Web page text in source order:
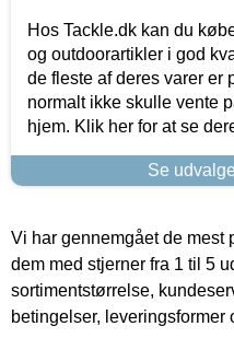
Hos Tackle.dk kan du
og outdoorartikler i god
de fleste af deres varer er
normalt ikke skulle vente
hjem. Klik her for at se
Se
Vi har gennemgået de
dem med stjerner fra 1 til 5
sortimentstørrelse,
betingelser, leveringsformer